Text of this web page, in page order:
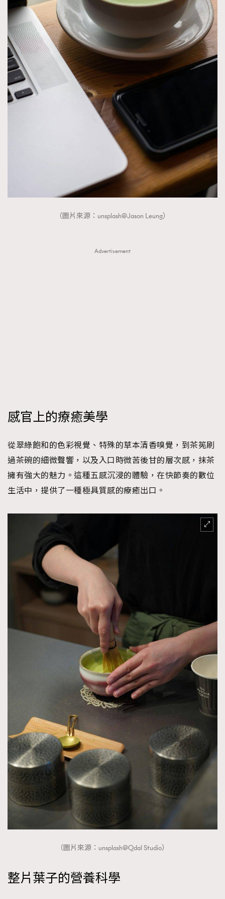
（圖片來源：unsplash@Jason Leung）
Advertisement
感官上的療癒美學
從翠綠飽和的色彩視覺、特殊的草本清香嗅覺，到茶筅刷
過茶碗的細微聲響，以及入口時微苦後甘的層次感，抹茶
擁有強大的魅力。這種五感沉浸的體驗，在快節奏的數位
生活中，提供了一種極具質感的療癒出口。
（圖片來源：unsplash@Qdal Studio）
整片葉子的營養科學